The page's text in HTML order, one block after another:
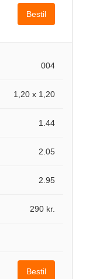
Bestil
004
1,20 x 1,20
1.44
2.05
2.95
290 kr.
Bestil